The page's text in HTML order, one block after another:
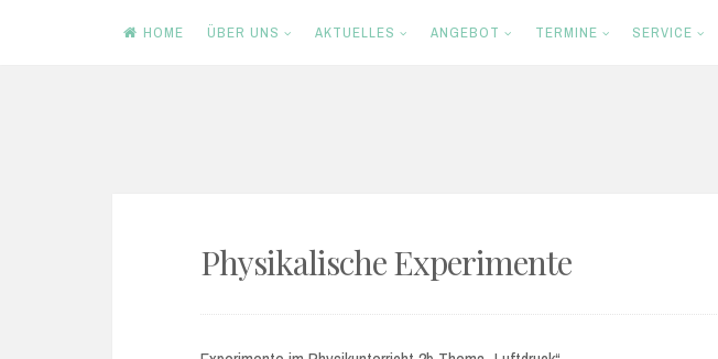
HOME ÜBER UNS AKTUELLES ANGEBOT TERMINE SERVICE
Physikalische Experimente